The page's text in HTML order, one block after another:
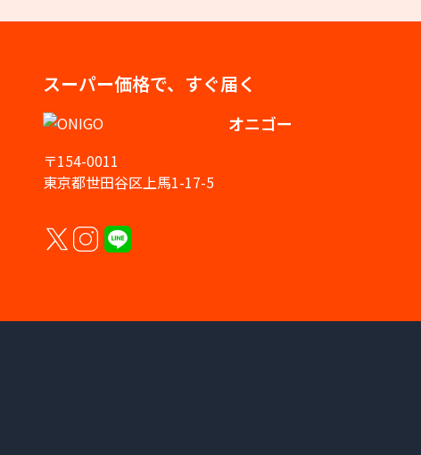
スーパー価格で、すぐ届く
オニゴー
〒154-0011
東京都世田谷区上馬1-17-5